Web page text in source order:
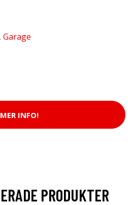
, Garage
MER INFO!
PRODUKTER